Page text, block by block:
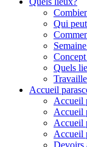
Qui
Quels
Accueil
Accueil
Accueil
Accueil
Accueil
Devoirs